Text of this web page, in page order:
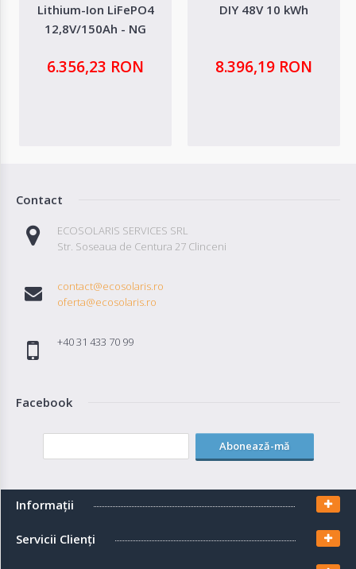
Lithium-Ion LiFePO4
12,8V/150Ah - NG
6.356,23 RON
DIY 48V 10 kWh
8.396,19 RON
Contact
ECOSOLARIS SERVICES SRL
Str. Soseaua de Centura 27 Clinceni
contact@ecosolaris.ro
oferta@ecosolaris.ro
+40 31 433 70 99
Facebook
Abonează-mă
Informaţii
Servicii Clienţi